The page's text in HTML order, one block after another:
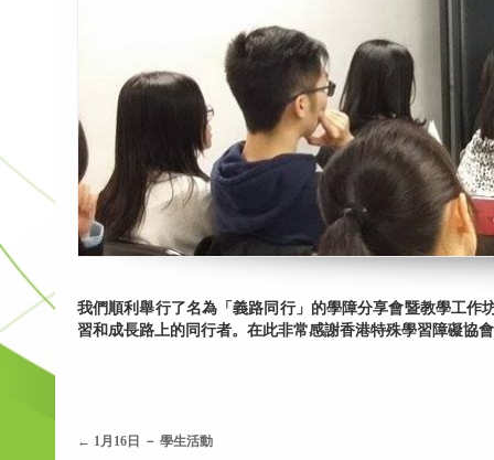
我們順利舉行了名為「義路同行」的學障分享會暨教學工
習和成長路上的同行者。在此非常感謝香港特殊學習障礙協
← 1月16日 － 學生活動